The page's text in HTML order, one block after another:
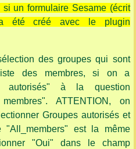
si un formulaire Sesame (écrit
a été créé avec le plugin
des groupes qui sont
des membres, si on a
autorisés" à la question
ATTENTION, on
Groupes autorisés et
"All_members" est la même
"Oui" dans le champ